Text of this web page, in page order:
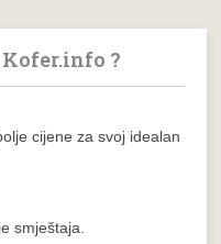
?
cijene za svoj idealan
smještaja.